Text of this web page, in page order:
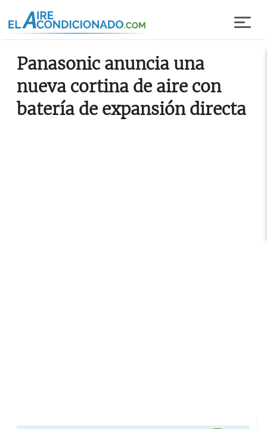
Panasonic anuncia una
nueva cortina de aire con
batería de expansión directa